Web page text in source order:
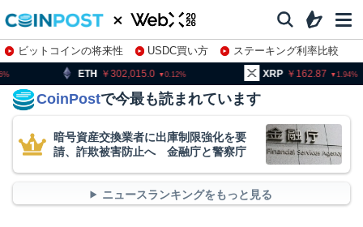
ビットコインの将来性 USDC買い方
ステーキング利率比較
株特集・関連銘柄
0.12 XRP 1.94 BNB
CoinPostで今最も読まれています
暗号資産交換業者に出庫制限強化を要
請、詐欺被害防止へ 金融庁と警察庁
ニュースランキングをもっと見る